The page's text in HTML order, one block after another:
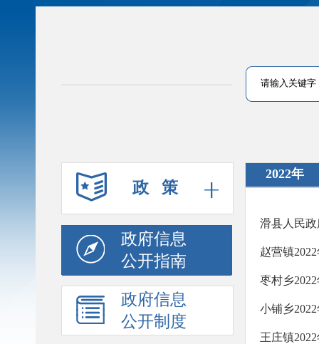
政 策
政府信息
公开指南
政府信息
公开制度
2022年
滑县人民
赵营镇
枣村乡
小铺乡
王庄镇